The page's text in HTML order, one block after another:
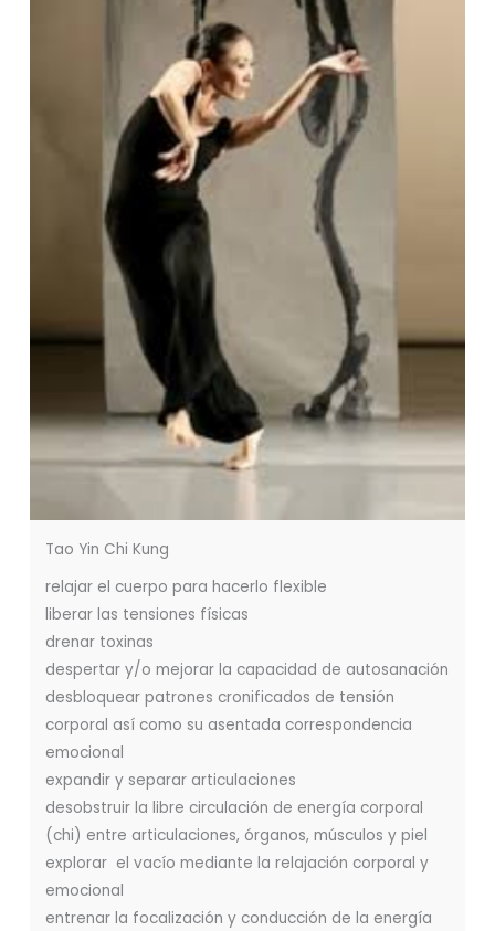
Tao Yin Chi Kung
relajar el cuerpo para hacerlo flexible
liberar las tensiones físicas
drenar toxinas
despertar y/o mejorar la capacidad de autosanación
desbloquear patrones cronificados de tensión
corporal así como su asentada correspondencia
emocional
expandir y separar articulaciones
desobstruir la libre circulación de energía corporal
(chi) entre articulaciones, órganos, músculos y piel
explorar el vacío mediante la relajación corporal y
emocional
entrenar la focalización y conducción de la energía